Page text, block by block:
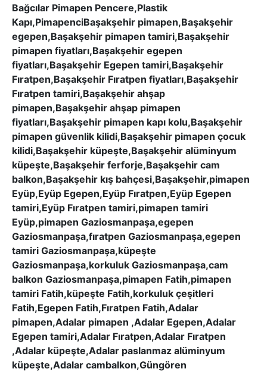
Bağcılar Pimapen Pencere,Plastik
Kapı,PimapenciBaşakşehir pimapen,Başakşehir
egepen,Başakşehir pimapen tamiri,Başakşehir
pimapen fiyatları,Başakşehir egepen
fiyatları,Başakşehir Egepen tamiri,Başakşehir
Fıratpen,Başakşehir Fıratpen fiyatları,Başakşehir
Fıratpen tamiri,Başakşehir ahşap
pimapen,Başakşehir ahşap pimapen
fiyatları,Başakşehir pimapen kapı kolu,Başakşehir
pimapen güvenlik kilidi,Başakşehir pimapen çocuk
kilidi,Başakşehir küpeşte,Başakşehir alüminyum
küpeşte,Başakşehir ferforje,Başakşehir cam
balkon,Başakşehir kış bahçesi,Başakşehir,pimapen
Eyüp,Eyüp Egepen,Eyüp Fıratpen,Eyüp Egepen
tamiri,Eyüp Fıratpen tamiri,pimapen tamiri
Eyüp,pimapen Gaziosmanpaşa,egepen
Gaziosmanpaşa,fıratpen Gaziosmanpaşa,egepen
tamiri Gaziosmanpaşa,küpeşte
Gaziosmanpaşa,korkuluk Gaziosmanpaşa,cam
balkon Gaziosmanpaşa,pimapen Fatih,pimapen
tamiri Fatih,küpeşte Fatih,korkuluk çeşitleri
Fatih,Egepen Fatih,Fıratpen Fatih,Adalar
pimapen,Adalar pimapen ,Adalar Egepen,Adalar
Egepen tamiri,Adalar Fıratpen,Adalar Fıratpen
,Adalar küpeşte,Adalar paslanmaz alüminyum
küpeşte,Adalar cambalkon,Güngören